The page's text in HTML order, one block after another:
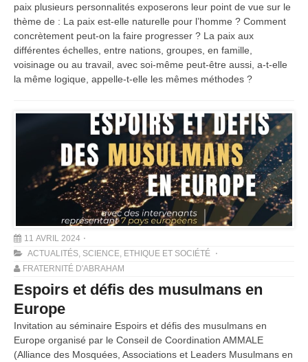
paix plusieurs personnalités exposerons leur point de vue sur le
thème de : La paix est-elle naturelle pour l’homme ? Comment
concrètement peut-on la faire progresser ? La paix aux
différentes échelles, entre nations, groupes, en famille,
voisinage ou au travail, avec soi-même peut-être aussi, a-t-elle
la même logique, appelle-t-elle les mêmes méthodes ?
11 AVRIL 2024
ACTUALITÉS, SCIENCE, ETHIQUE ET SOCIÉTÉ
FRATERNITÉ D'ABRAHAM
Espoirs et défis des musulmans en
Europe
Invitation au séminaire Espoirs et défis des musulmans en
Europe organisé par le Conseil de Coordination AMMALE
(Alliance des Mosquées, Associations et Leaders Musulmans en